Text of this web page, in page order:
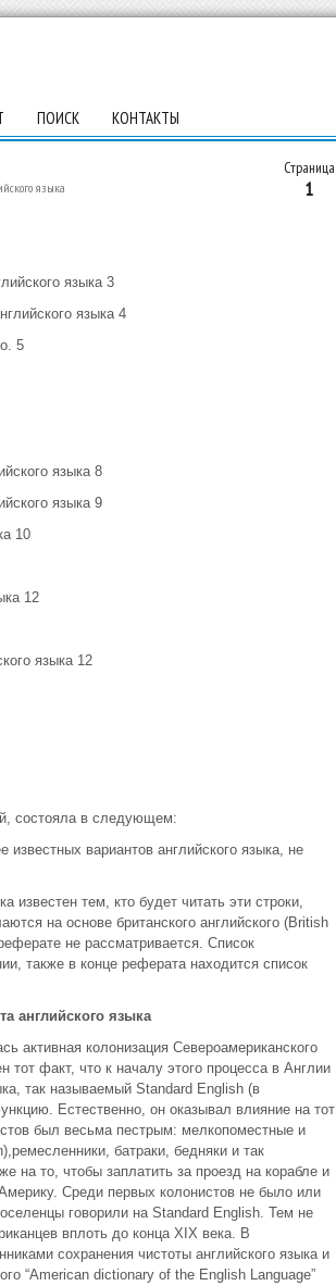
ПОИСК КОНТАКТЫ
Страница
1
языка
языка 3
языка 4
5
языка 8
языка 9
10
12
языка 12
состояла в следующем:
вариантов английского языка, не
известен тем, кто будет читать эти строки,
на основе британского английского (British
не рассматривается. Список
также в конце реферата находится список
английского языка
активная колонизация Североамериканского
тот факт, что к началу этого процесса в Англии
так называемый Standard English (в
Естественно, он оказывал влияние на тот
был весьма пестрым: мелкопоместные и
батраки, бедняки и так
на то, чтобы заплатить за проезд на корабле и
Среди первых колонистов не было или
говорили на Standard English. Тем не
вплоть до конца XIX века. В
сохранения чистоты английского языка и
“American dictionary of the English Language”